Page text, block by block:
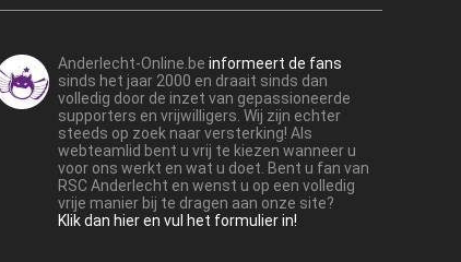
Anderlecht-Online.be informeert de fans
sinds het jaar 2000 en draait sinds dan
volledig door de inzet van gepassioneerde
supporters en vrijwilligers. Wij zijn echter
steeds op zoek naar versterking! Als
webteamlid bent u vrij te kiezen wanneer u
voor ons werkt en wat u doet. Bent u fan van
RSC Anderlecht en wenst u op een volledig
vrije manier bij te dragen aan onze site?
Klik dan hier en vul het formulier in!